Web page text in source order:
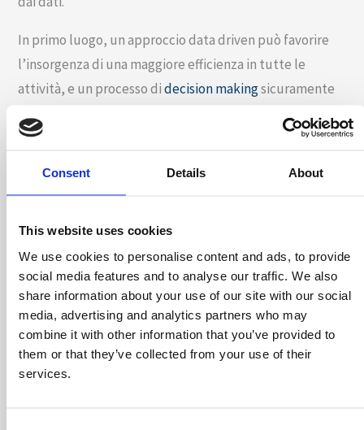
Consent Details About
This website uses cookies
We use cookies to personalise content and ads, to provide
social media features and to analyse our traffic. We also
share information about your use of our site with our social
media, advertising and analytics partners who may
combine it with other information that you’ve provided to
them or that they’ve collected from your use of their
services.
In primo luogo, un approccio data driven può favorire
l’insorgenza di una maggiore efficienza in tutte le
attività, e un processo didecision makingsicuramente
interpretandoli correttamente è infatti possibile creare
progressi in maniera più semplice.
Naturalmente, come in parte ho già avuto modo di
sottolineare qualche riga fa, diventare una data driven
company è spesso un percorso lungo, che richiede
investimenti considerevoli di tempo da parte del
management.